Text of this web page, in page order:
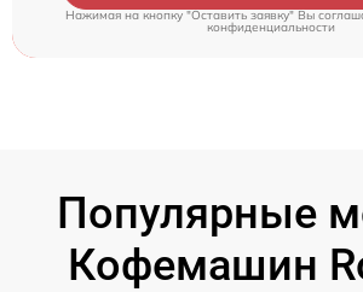
Нажимая на кнопку "Оставить заявку" Вы
конфиденциальности
Популярные
Кофемашин